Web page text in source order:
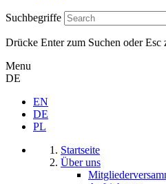
Suchbegriffe
Drücke Enter zum Suchen oder Esc
Menu
DE
EN
DE
PL
Startseite
Über uns